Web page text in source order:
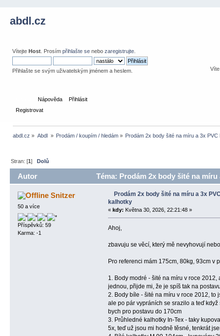
abdl.cz
Vítejte Host . Prosím přihlašte se nebo zaregistrujte
Přihlašte se svým uživatelským jménem a heslem.
Nápověda
Přihlásit
Registrovat
abdl.cz » Abdl » Prodám / koupím / hledám» Prodám 2x body šité na míru a 3x
Stran: [1]Dolů
Autor Téma: Prodám 2x body šité na
Snitzer
50 a více
Příspěvků: 59
Karma: -1
Prodám 2x body šité na míru a 3x
kalhotky
« kdy: Května 30, 2026, 22:21:48 »
Ahoj,
zbavuju se věcí, který mě nevyhovují
Pro referenci mám 175cm, 80kg, 93cm v
1. Body modré - šité na míru v roce
jednou, přijde mi, že je spíš tak na
2. Body bíle - šité na míru v roce 2012, to
ale po pár vypráních se srazilo a teď
bych pro postavu do 170cm
3. Průhledné kalhotky In-Tex - taky
5x, teď už jsou mi hodně těsné, tenkrát